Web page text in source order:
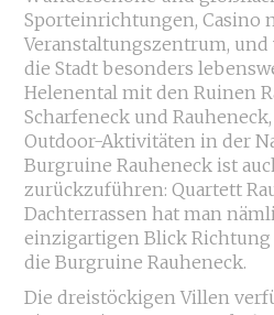
Sporteinrichtungen, Casino
Veranstaltungszentrum,
die Stadt besonders
Helenental mit den Ruinen
Scharfeneck und
Outdoor-Aktivitäten in der
Burgruine Rauheneck ist
zurückzuführen: Quartett
Dachterrassen hat man
einzigartigen Blick
die Burgruine Rauheneck.
Die dreistöckigen Villen